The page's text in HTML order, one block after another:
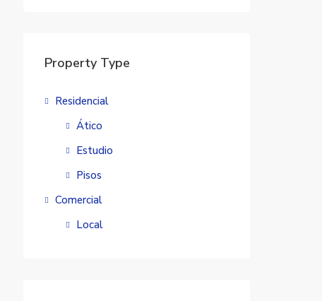
Property Type
Residencial
Ático
Estudio
Pisos
Comercial
Local